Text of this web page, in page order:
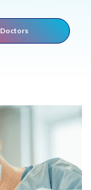
Doctors